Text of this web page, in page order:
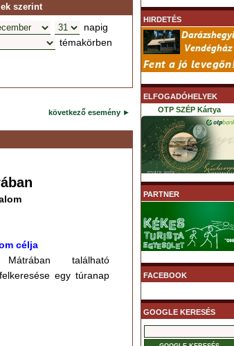
szerint
napig
témakörben
következő esemény ►
célja
található
egy túranap
HIRDETÉS
ELFOGADÓHELYEK
OTP SZÉP Kártya
K&H SZÉP Kártya
PARTNER
FACEBOOK
GOOGLE KERESÉS